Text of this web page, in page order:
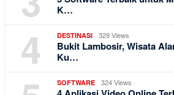
K…
4 DESTINASI 329 Views
Bukit Lambosir, Wisata
Ku…
SOFTWARE 324 Views